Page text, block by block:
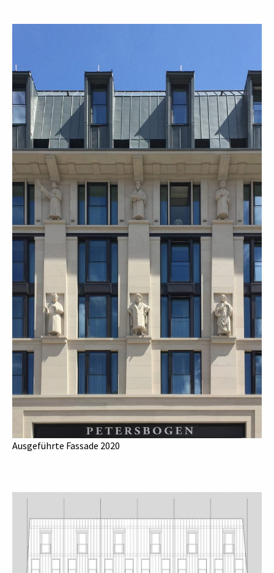
Ausgeführte Fassade 2020